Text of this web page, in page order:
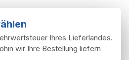
Ihres Lieferlandes.
wir Ihre Bestellung liefern